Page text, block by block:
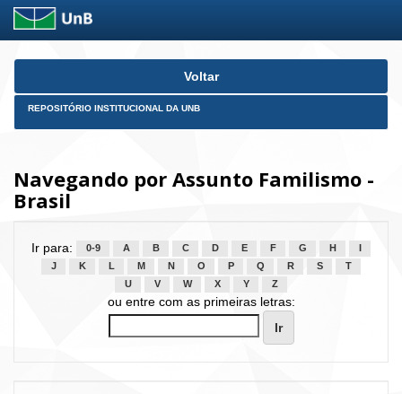
Skip
Voltar
REPOSITÓRIO INSTITUCIONAL DA UNB
Navegando por Assunto Familismo -
Brasil
Ir para: 0-9 A B C D E F G H
J
K L M N O P Q R S
T
U
V W X Y Z
ou entre com as primeiras letras: